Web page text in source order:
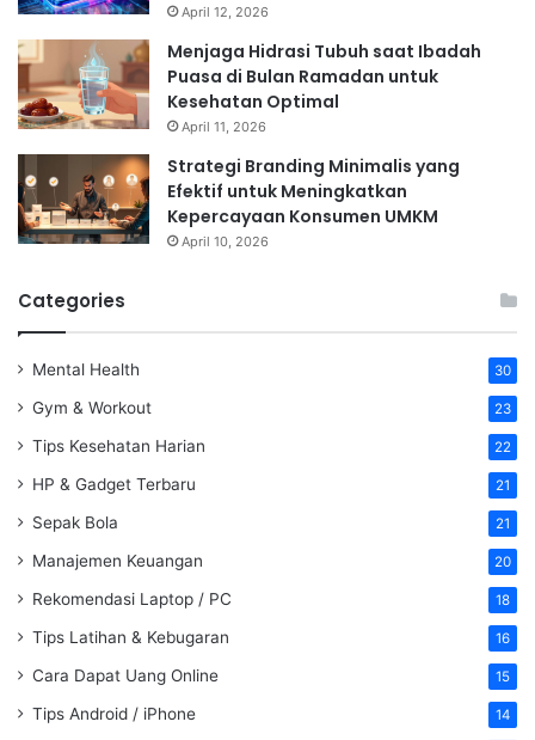
April 12, 2026
Menjaga Hidrasi Tubuh saat Ibadah
Puasa di Bulan Ramadan untuk
Kesehatan Optimal
April 11, 2026
Strategi Branding Minimalis yang
Efektif untuk Meningkatkan
Kepercayaan Konsumen UMKM
April 10, 2026
Categories
Mental Health 30
Gym & Workout 23
Tips Kesehatan Harian 22
HP & Gadget Terbaru 21
Sepak Bola 21
Manajemen Keuangan 20
Rekomendasi Laptop / PC 18
Tips Latihan & Kebugaran 16
Cara Dapat Uang Online 15
Tips Android / iPhone 14